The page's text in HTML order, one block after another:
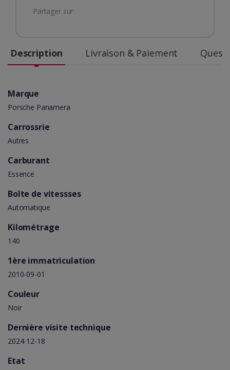
Partager sur:
Description Livraison & Paiement
Marque
Porsche Panamera
Carrossrie
Autres
Carburant
Essence
Boîte de vitessses
Automatique
Kilométrage
140
1ère immatriculation
2010-09-01
Couleur
Noir
Dernière visite technique
2024-12-18
Etat